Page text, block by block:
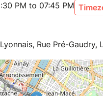
Viens chanter en famille
évidemment ;)
?
PM to 07:45 PM
Rue Pré-Gaudry,